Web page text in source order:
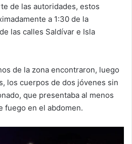
de las autoridades, estos
a 1:30 de la
las calles Saldívar e Isla
de la zona encontraron, luego
los cuerpos de dos jóvenes sin
que presentaba al menos
fuego en el abdomen.